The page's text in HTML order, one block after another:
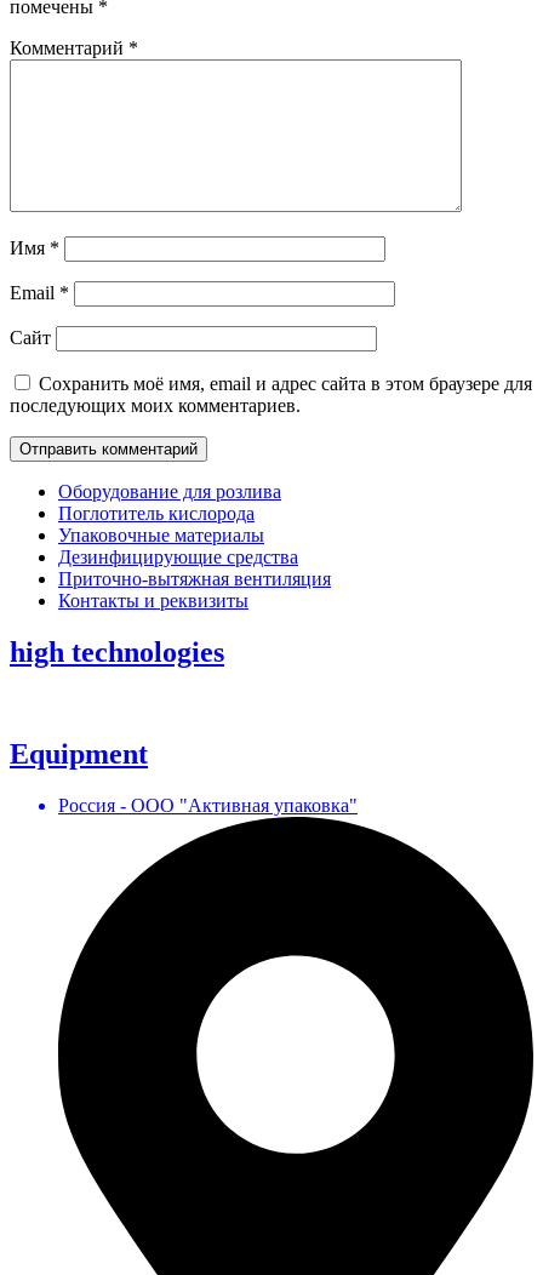
помечены *
Комментарий *
Имя *
Email *
Сайт
Сохранить моё имя, email и адрес сайта в этом браузере для
последующих моих комментариев.
Оборудование для розлива
Поглотитель кислорода
Упаковочные материалы
Дезинфицирующие средства
Приточно-вытяжная вентиляция
Контакты и реквизиты
high technologies
Equipment
Россия - ООО "Активная упаковка"